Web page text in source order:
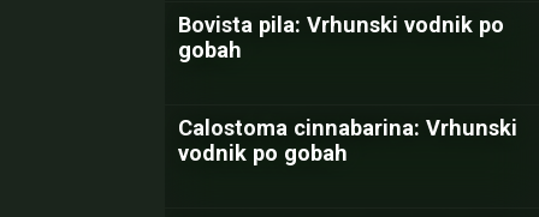
Bovista pila: Vrhunski vodnik po
gobah
Calostoma cinnabarina: Vrhunski
vodnik po gobah